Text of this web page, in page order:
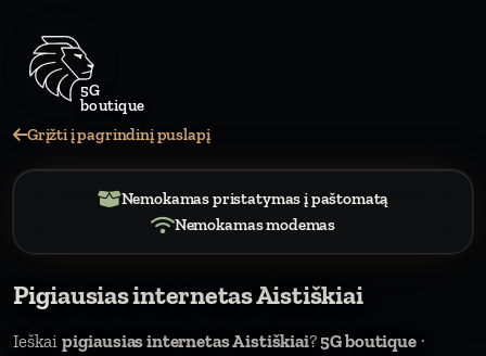
Grįžti į pagrindinį puslapį
Nemokamas pristatymas į paštomatą
Nemokamas modemas
Pigiausias internetas Aistiškiai
Ieškai pigiausias internetas Aistiškiai?5G boutique·